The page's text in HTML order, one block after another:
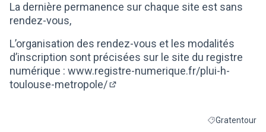
La dernière permanence sur chaque site est sans
rendez-vous,
L’organisation des rendez-vous et les modalités
d’inscription sont précisées sur le site du registre
numérique : www.registre-numerique.fr/plui-h-
toulouse-metropole/
Filtrer les
Gratentour